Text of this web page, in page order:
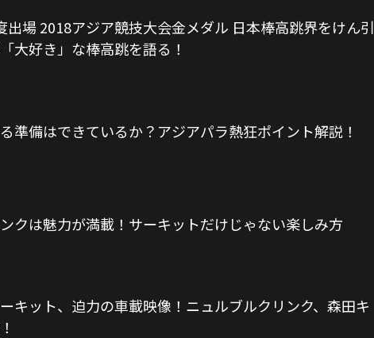
出場 2018アジア競技大会金メダル 日本棒高跳界をけん引
大好き」な棒高跳を語る！
準備はできているか？アジアパラ熱狂ポイント解説！
クは魅力が満載！サーキットだけじゃない楽しみ方
キット、迫力の車載映像！ニュルブルクリンク、森田キ